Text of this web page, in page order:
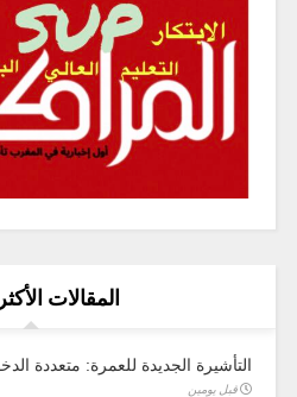
المقالات
التأشيرة الجديدة للعمرة: متعددة
قبل يومين